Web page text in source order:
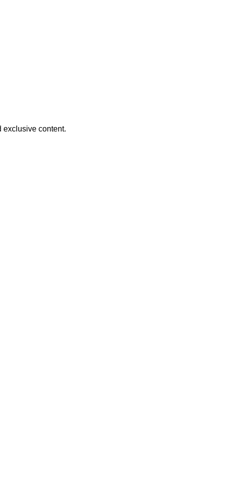
exclusive content.